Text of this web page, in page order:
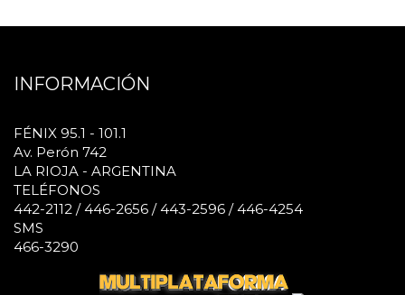
INFORMACIÓN
FÉNIX 95.1 - 101.1
Av. Perón 742
LA RIOJA - ARGENTINA
TELÉFONOS
442-2112 / 446-2656 / 443-2596 / 446-4254
SMS
466-3290